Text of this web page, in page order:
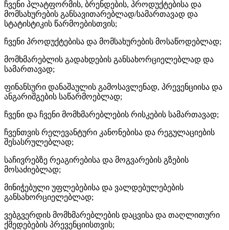
ჩვენი პლატფორმის, ბრენდების, პროდუქტებისა და
მომსახურების განსავითარებლად/სამართავად და
სტატისტიკის წარმოებისთვის;
ჩვენი პროდუქტებისა და მომსახურების მოსაწოდებლად;
მომხმარებლის გადახდების განსახორციელებლად და
სამართავად;
ფინანსური დანაშაულის გამოსავლენად, პრევენციისა და
ანგარიშგების საწარმოებლად;
ჩვენი და ჩვენი მომხმარებლების რისკების სამართავად;
ჩვენთვის რელევანტური კანონებისა და რეგულაციების
შესასრულებლად;
საჩივრებზე რეაგირებისა და მოგვარების გზების
მოსაძიებლად;
მინიჭებული უფლებებისა და ვალდებულებების
განსახორციელებლად;
ვებგვერდის მომხმარებლების დაცვისა და თაღლითური
ქმედებების პრევენციისთვის;